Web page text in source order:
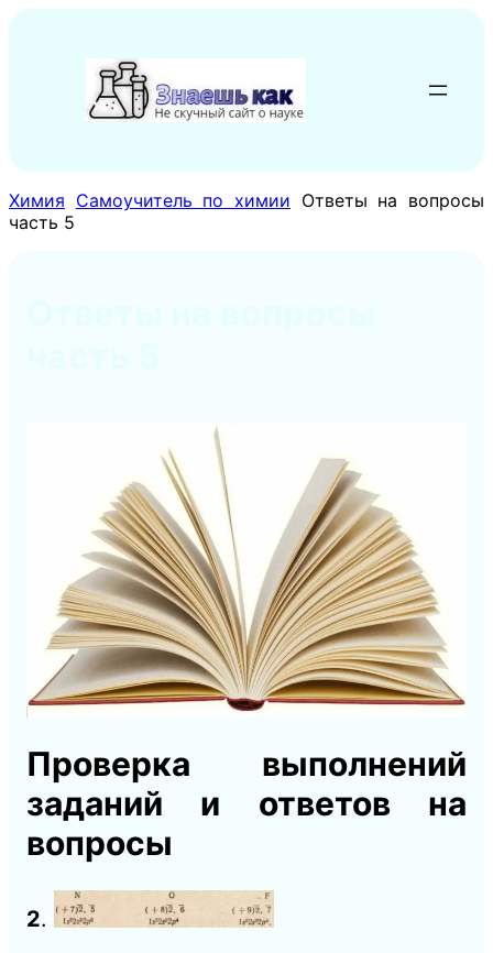
содержимому
Химия Самоучитель по химии Ответы на вопросы
часть 5
Проверка выполнений
заданий и ответов на
вопросы
2.